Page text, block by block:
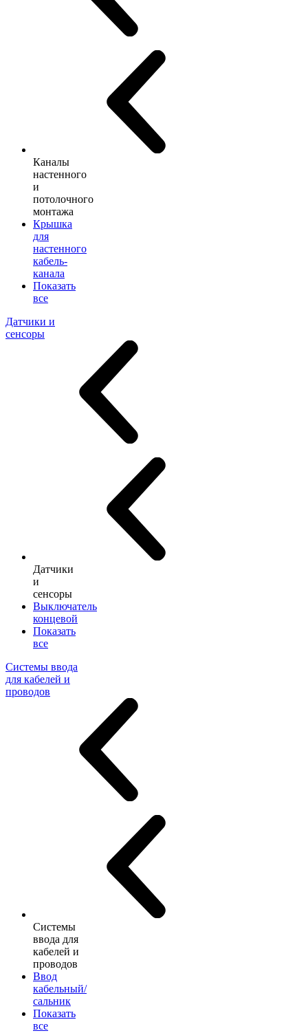
Каналы
настенного
и
потолочного
монтажа
Крышка
для
настенного
кабель-
канала
Показать
все
Датчики и
сенсоры
Датчики
и
сенсоры
Выключатель
концевой
Показать
все
Системы ввода
для кабелей и
проводов
Системы
ввода для
кабелей и
проводов
Ввод
кабельный/
сальник
Показать
все